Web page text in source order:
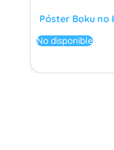
Póster Boku no
No disponible